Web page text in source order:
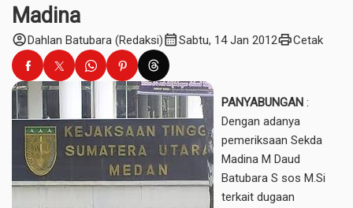
Madina
account_circleDahlan Batubara (Redaksi)calendar_monthSabtu, 14 Jan 2012printCetak
PANYABUNGAN :
Dengan adanya
pemeriksaan Sekda
Madina M Daud
Batubara S sos M.Si
terkait dugaan